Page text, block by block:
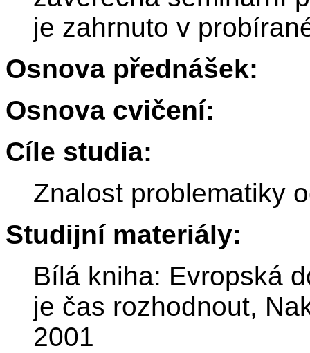
je zahrnuto v
Osnova přednášek:
Osnova cvičení:
Cíle studia:
Znalost problematiky
Studijní materiály:
Bílá kniha: Evropská
je čas rozhodnout,
2001